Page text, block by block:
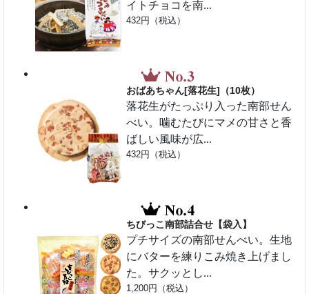
イトチョコを南...
432円（税込）
おばあちゃん[落花生]（10枚）
落花生がたっぷり入った南部せん
べい。噛むたびにマメの甘さと香
ばしい風味が広...
432円（税込）
ちびっこ南部詰合せ【袋入】
プチサイズの南部せんべい。生地
にバターを練りこみ焼き上げまし
た。サクッとし...
1,200円（税込）